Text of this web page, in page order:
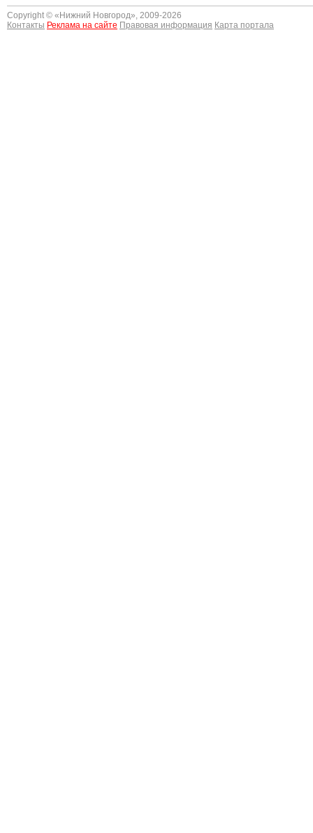
Copyright © « Нижний Новгород», 2009-2026
Контакты Реклама на сайте Правовая информация Карта портала